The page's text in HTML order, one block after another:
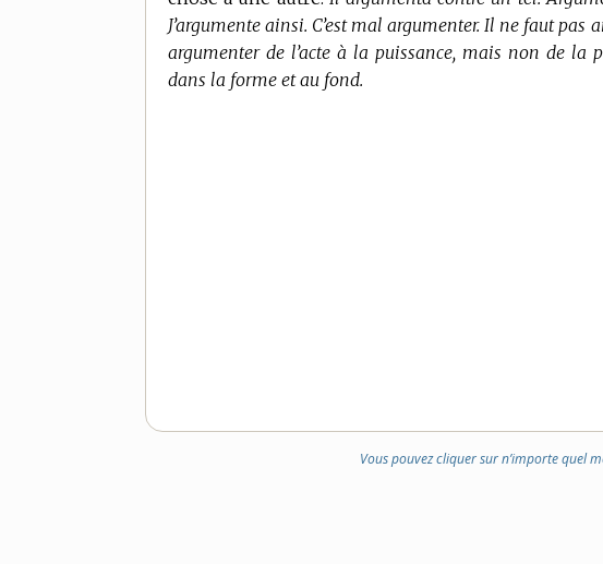
J’argumente ainsi. C’est mal argumenter. Il ne faut
argumenter de l’acte à la puissance, mais non de la
dans la forme et au fond.
Vous pouvez cliquer sur n’importe quel